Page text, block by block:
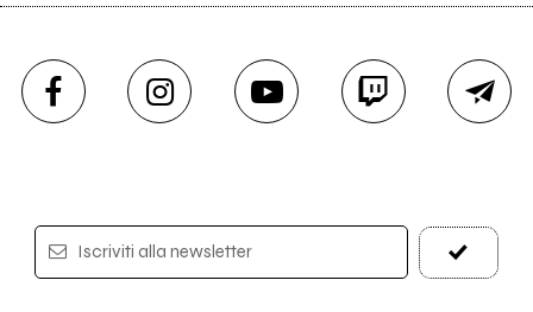
Iscriviti alla newsletter